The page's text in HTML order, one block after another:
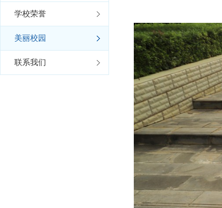
学校荣誉
美丽校园
联系我们